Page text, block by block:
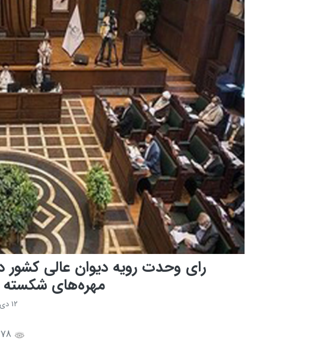
رای وحدت رویه دیوان عالی کشور
مهره‌های
۱۲ دی ۱۴۰۳
78 بازدید